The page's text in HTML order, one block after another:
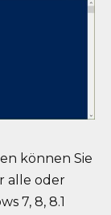
können Sie
alle oder
7, 8, 8.1